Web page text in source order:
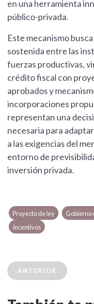
en una herramienta
público-privada.
Este mecanismo
sostenida entre las
fuerzas productivas,
crédito fiscal con
aprobados y
incorporaciones
representan una
necesaria para
a las exigencias del
entorno de
inversión privada.
Proyecto de ley Gobierno
Incentivos
ANTERIOR